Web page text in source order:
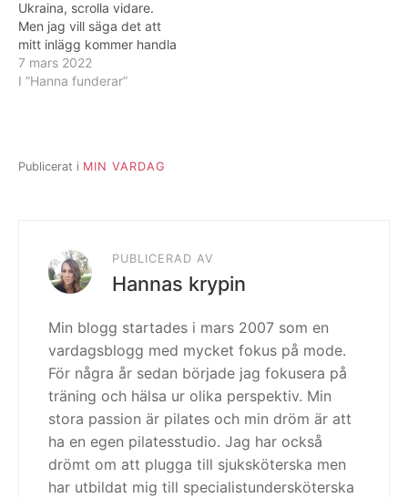
Ukraina, scrolla vidare.
Men jag vill säga det att
mitt inlägg kommer handla
om trovärdighet. Hur vet
man vad som är sant? Jag
7 mars 2022
I ”Hanna funderar”
Publicerat i MIN VARDAG
PUBLICERAD AV
Hannas krypin
Min blogg startades i mars 2007 som en
vardagsblogg med mycket fokus på mode.
För några år sedan började jag fokusera på
träning och hälsa ur olika perspektiv. Min
stora passion är pilates och min dröm är att
ha en egen pilatesstudio. Jag har också
drömt om att plugga till sjuksköterska men
har utbildat mig till specialistundersköterska